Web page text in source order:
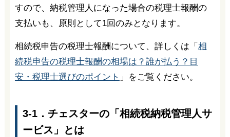
すので、納税管理人になった場合の税理士報酬の
支払いも、原則として1回のみとなります。
相続税申告の税理士報酬について、詳しくは「 相
続税申告の税理士報酬の相場は？誰が払う？目
安・税理士選びのポイント 」をご覧ください。
3-1．チェスターの「相続税納税管理人サ
ービス」とは